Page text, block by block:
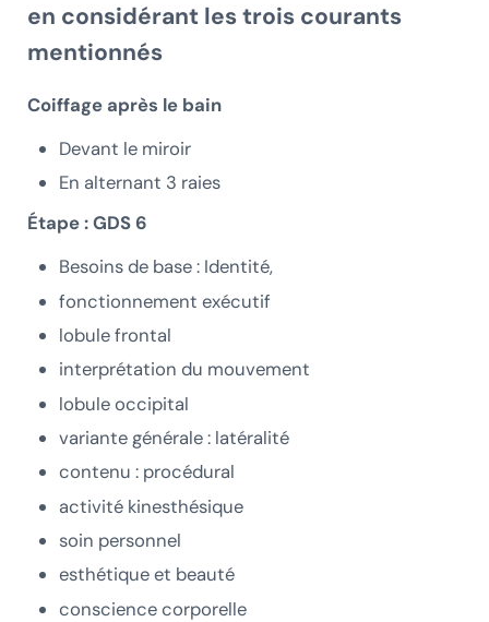
en considérant les trois courants
mentionnés
Coiffage après le bain
Devant le miroir
En alternant 3 raies
Étape : GDS 6
Besoins de base : Identité,
fonctionnement exécutif
lobule frontal
interprétation du mouvement
lobule occipital
variante générale : latéralité
contenu : procédural
activité kinesthésique
soin personnel
esthétique et beauté
conscience corporelle